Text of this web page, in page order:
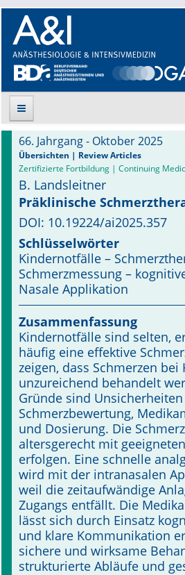
Suche
Aktuelle Ausgabe
Leitlinien
Archiv
Supplements
Supplements
Online First
A&I English
Mediadaten
Autoren-Service
Bestell-Service
Stellenmarkt
Kongresskalender
66. Jahrgang - Oktober 2025
Übersichten | Review Articles
Zertifizierte Fortbildung | Continuing
B. Landsleitner
Präklinische
DOI: 10.19224/ai2025.357
Schlüsselwörter
Kindernotfälle –
Schmerzmessung –
Nasale Applikation
Zusammenfassung
Kindernotfälle sind selten,
häufig eine effektive
zeigen, dass Schmerzen
unzureichend behandelt
Gründe sind
Schmerzbewertung,
und Dosierung. Die
altersgerecht mit
erfolgen. Eine schnelle
wird mit der intranasalen
weil die zeitaufwändige
Zugangs entfällt. Die
lässt sich durch Einsatz
und klare Kommunikation
sichere und wirksame
strukturierte Abläufe und